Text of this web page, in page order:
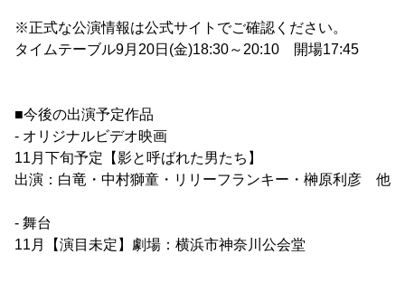
※正式な公演情報は公式サイトでご確認ください。
タイムテーブル9月20日(金)18:30～20:10 開場17:45
■今後の出演予定作品
- オリジナルビデオ映画
11月下旬予定【影と呼ばれた男たち】
出演：白竜・中村獅童・リリーフランキー・榊原利彦 他
- 舞台
11月【演目未定】劇場：横浜市神奈川公会堂